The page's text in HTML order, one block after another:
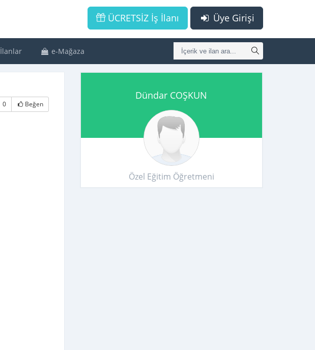
Üye Girişi
ÜCRETSİZ İş İlanı
İlanlar e-Mağaza
0 Beğen
Dündar COŞKUN
Özel Eğitim Öğretmeni